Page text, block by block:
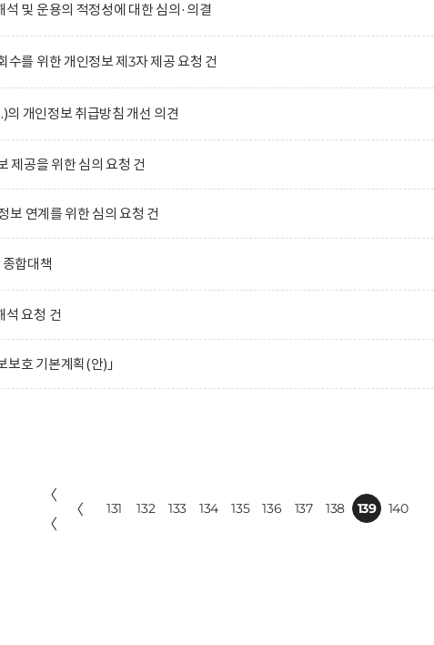
및 운용의 적정성에 대한 심의·의결
수를 위한 개인정보 제3자 제공 요청 건
개인정보 취급방침 개선 의견
제공을 위한 심의 요청 건
보 연계를 위한 심의 요청 건
합대책
석 요청 건
보호 기본계획(안)」
〈
〈
〈 131 132 133 134 135 136 137 138 139 140